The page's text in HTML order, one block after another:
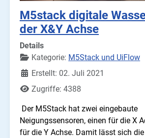
M5stack digitale
der X&Y Achse
Details
Kategorie: M5Stack und UiFlow
Erstellt: 02. Juli 2021
Zugriffe: 4388
Der M5Stack hat zwei eingebaute
Neigungssensoren, einen für die X
für die Y Achse. Damit lässt sich